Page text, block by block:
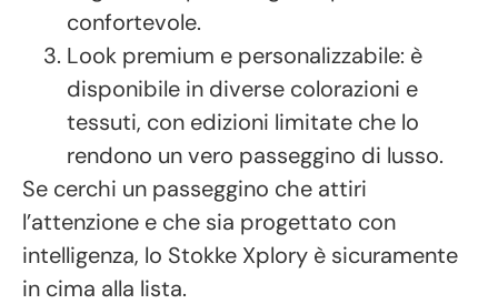
confortevole.
Look premium e personalizzabile: è
disponibile in diverse colorazioni e
tessuti, con edizioni limitate che lo
rendono un vero passeggino di lusso.
Se cerchi un passeggino che attiri
l’attenzione e che sia progettato con
intelligenza, lo Stokke Xplory è sicuramente
in cima alla lista.